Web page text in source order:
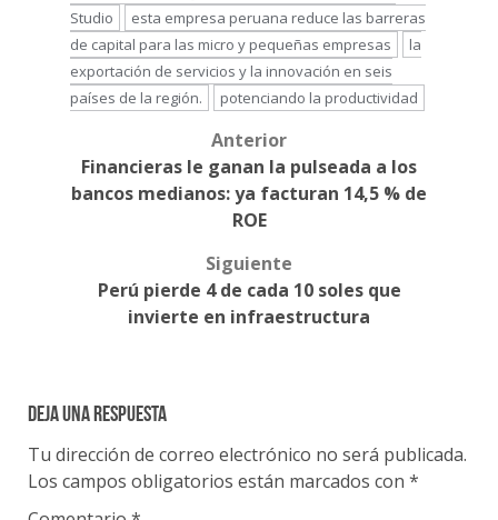
Studio
esta empresa peruana reduce las barreras
de capital para las micro y pequeñas empresas
la
exportación de servicios y la innovación en seis
países de la región.
potenciando la productividad
navigation
Anterior
Financieras le ganan la pulseada a los
bancos medianos: ya facturan 14,5 % de
ROE
Siguiente
Perú pierde 4 de cada 10 soles que
invierte en infraestructura
Deja una respuesta
Tu dirección de correo electrónico no será publicada.
Los campos obligatorios están marcados con *